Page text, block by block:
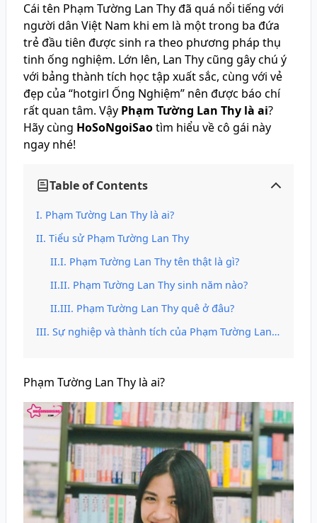
Cái tên Phạm Tường Lan Thy đã quá nổi tiếng với
người dân Việt Nam khi em là một trong ba đứa
trẻ đầu tiên được sinh ra theo phương pháp thụ
tinh ống nghiệm. Lớn lên, Lan Thy cũng gây chú ý
với bảng thành tích học tập xuất sắc, cùng với vẻ
đẹp của “hotgirl Ống Nghiệm” nên được báo chí
rất quan tâm. Vậy Phạm Tường Lan Thy là ai?
Hãy cùng HoSoNgoiSaotìm hiểu về cô gái này
ngay nhé!
Table of Contents
Phạm Tường Lan Thy là ai?
Tiểu sử Phạm Tường Lan Thy
Phạm Tường Lan Thy tên thật là gì?
Phạm Tường Lan Thy sinh năm nào?
Phạm Tường Lan Thy quê ở đâu?
Sự nghiệp và thành tích của Phạm Tường Lan Thy
Phạm Tường Lan Thy là ai?